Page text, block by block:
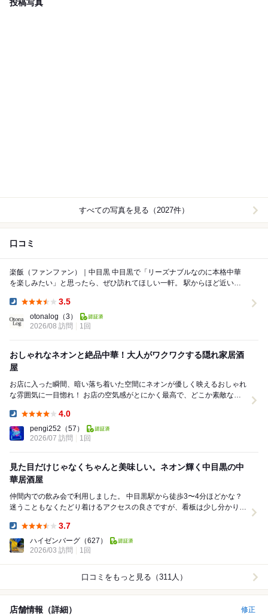
投稿写真
すべての写真を見る（2027件）
口コミ
楽飯（ファンファン）｜中目黒 中目黒で「リーズナブルなのに本格中華
を楽しみたい」と思ったら、ぜひ訪れてほしい一軒。 駅からほど近い場
3.5
otonalog （3）
2026/08 訪問
1回
おしゃれなネオンと絶品中華！大人がワクワクする隠れ家居酒
屋
お店に入った瞬間、暗い落ち着いた空間にネオンが優しく映えるおしゃれ
な雰囲気に一目惚れ！ お店の空気感がとにかく最高で、どこか素敵な出
4.0
pengi252 （57）
2026/07 訪問
1回
見た目だけじゃなくちゃんと美味しい。ネオン輝く中目黒の中
華居酒屋
仲間内での飲み会で利用しました。 中目黒駅から徒歩3〜4分ほどかな？
迷うこともなくたどり着けるアクセスの良さですが、看板は少し分かりづ
3.7
ハイゼンバーグ （627）
2026/03 訪問
1回
口コミをもっと見る（311人）
店舗情報（詳細） 修正